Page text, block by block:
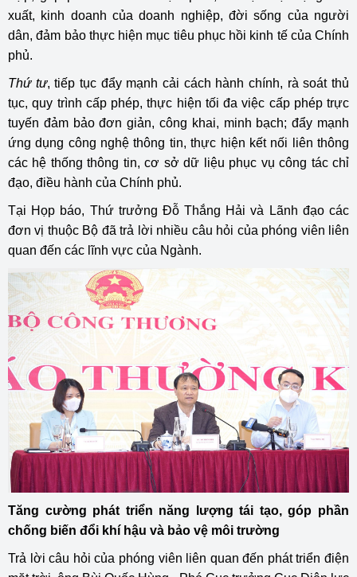
xuất, kinh doanh của doanh nghiệp, đời sống của người
dân, đảm bảo thực hiện mục tiêu phục hồi kinh tế của Chính
phủ.
Thứ tư, tiếp tục đẩy mạnh cải cách hành chính, rà soát thủ
tục, quy trình cấp phép, thực hiện tối đa việc cấp phép trực
tuyến đảm bảo đơn giản, công khai, minh bạch; đẩy mạnh
ứng dụng công nghệ thông tin, thực hiện kết nối liên thông
các hệ thống thông tin, cơ sở dữ liệu phục vụ công tác chỉ
đạo, điều hành của Chính phủ.
Tại Họp báo, Thứ trưởng Đỗ Thắng Hải và Lãnh đạo các
đơn vị thuộc Bộ đã trả lời nhiều câu hỏi của phóng viên liên
quan đến các lĩnh vực của Ngành.
Tăng cường phát triển năng lượng tái tạo, góp phần
chống biến đổi khí hậu và bảo vệ môi trường
Trả lời câu hỏi của phóng viên liên quan đến phát triển điện